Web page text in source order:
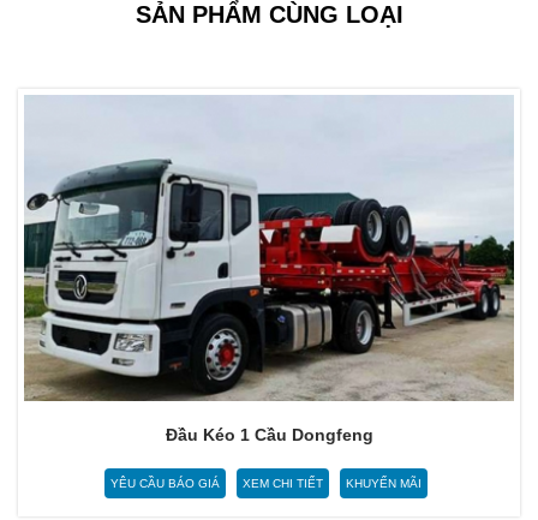
SẢN PHẨM CÙNG LOẠI
Đầu Kéo 1 Cầu Dongfeng
YÊU CẦU BÁO GIÁ XEM CHI TIẾT KHUYẾN MÃI